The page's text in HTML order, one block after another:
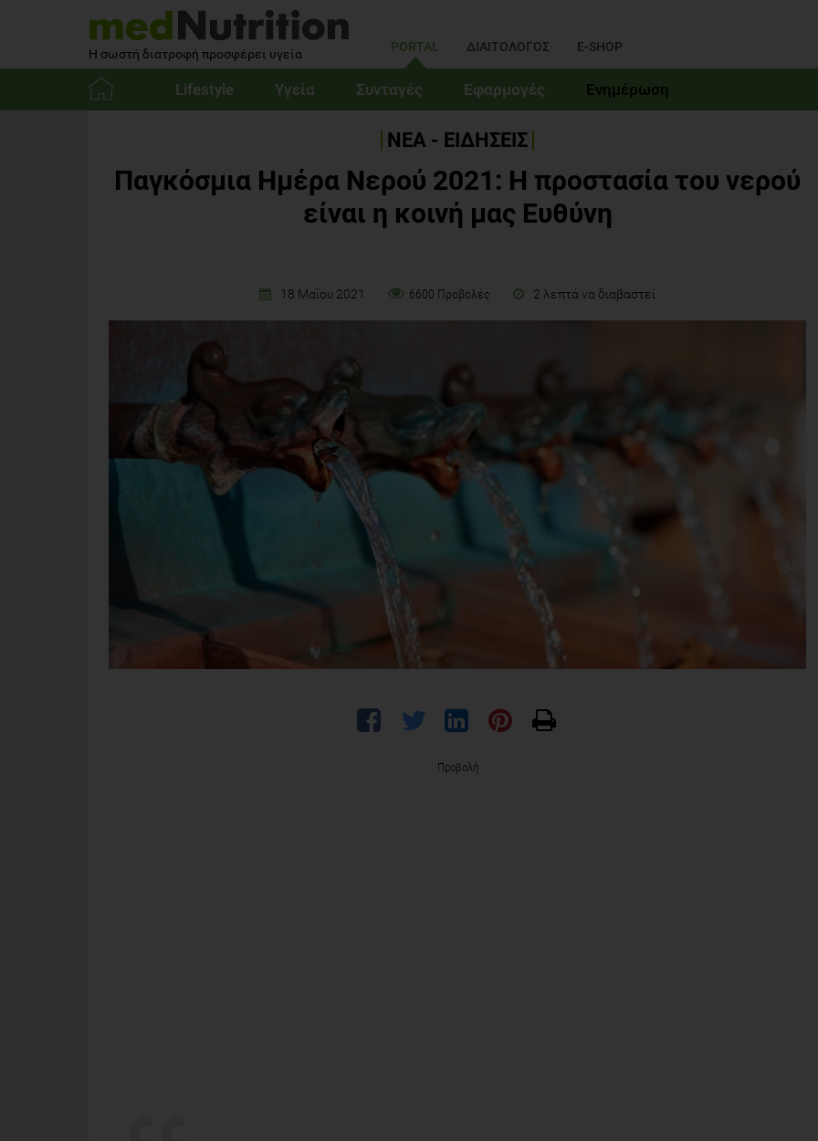
Η σωστή διατροφή προσφέρει υγεία PORTAL ΔΙΑΙΤΟΛΟΓΟΣ E-SHOP
Lifestyle Υγεία Συνταγές Εφαρμογές Ενημέρωση
ΝΕΑ - ΕΙΔΗΣΕΙΣ
Παγκόσμια Ημέρα Νερού 2021: Η προστασία του νερού
είναι η κοινή μας Ευθύνη
18 Μαΐου 2021 6600 Προβολές 2 λεπτά να διαβαστεί
Προβολή